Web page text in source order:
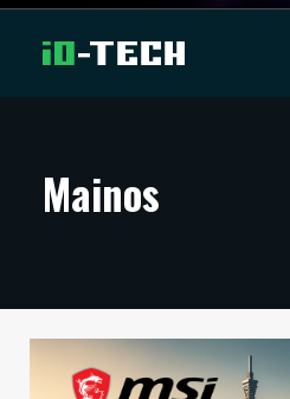
ARTIKKELIT
TECHBBS
Mainos